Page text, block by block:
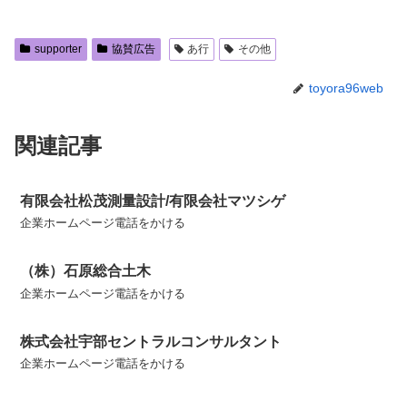
supporter 協賛広告 あ行 その他
toyora96web
関連記事
有限会社松茂測量設計/有限会社マツシゲ
企業ホームページ電話をかける
（株）石原総合土木
企業ホームページ電話をかける
株式会社宇部セントラルコンサルタント
企業ホームページ電話をかける